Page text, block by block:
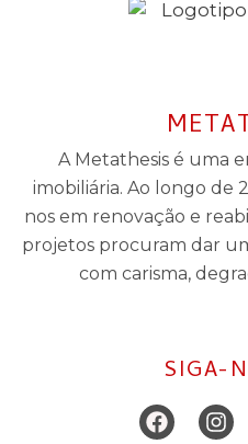
A Metathesis é uma
imobiliária. Ao longo de
nos em renovação e
projetos procuram dar
com carisma,
SIGA-